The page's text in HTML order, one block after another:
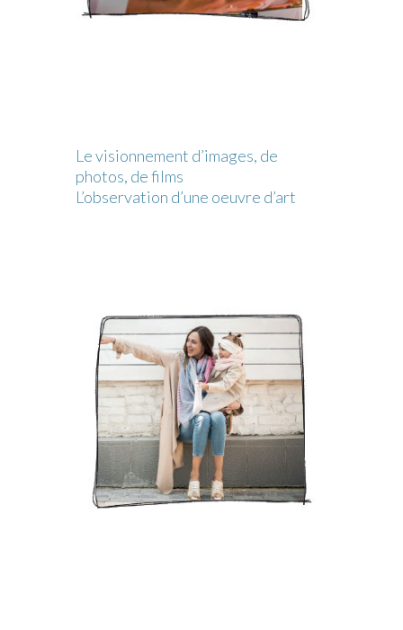
Le visionnement d’images, de
photos, de films
L’observation d’une oeuvre d’art